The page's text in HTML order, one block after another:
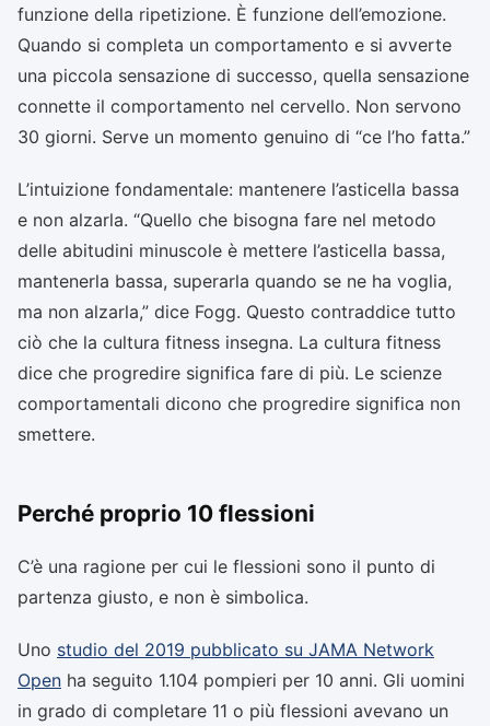
funzione della ripetizione. È funzione dell’emozione.
Quando si completa un comportamento e si avverte
una piccola sensazione di successo, quella sensazione
connette il comportamento nel cervello. Non servono
30 giorni. Serve un momento genuino di “ce l’ho fatta.”
L’intuizione fondamentale: mantenere l’asticella bassa
e non alzarla. “Quello che bisogna fare nel metodo
delle abitudini minuscole è mettere l’asticella bassa,
mantenerla bassa, superarla quando se ne ha voglia,
ma non alzarla,” dice Fogg. Questo contraddice tutto
ciò che la cultura fitness insegna. La cultura fitness
dice che progredire significa fare di più. Le scienze
comportamentali dicono che progredire significa non
smettere.
Perché proprio 10 flessioni
C’è una ragione per cui le flessioni sono il punto di
partenza giusto, e non è simbolica.
Uno studio del 2019 pubblicato su JAMA Network
Open ha seguito 1.104 pompieri per 10 anni. Gli uomini
in grado di completare 11 o più flessioni avevano un